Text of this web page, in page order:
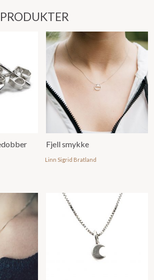
Fjell smykke
Linn Sigrid Bratland